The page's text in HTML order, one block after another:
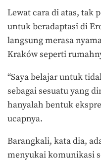
Lewat cara di atas, tak
untuk beradaptasi di
langsung merasa
Kraków seperti
“Saya belajar untuk
sebagai sesuatu yang
hanyalah bentuk
ucapnya.
Barangkali, kata dia,
menyukai komunikasi